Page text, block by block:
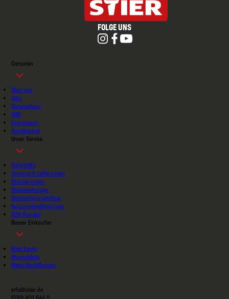
FOLGE UNS
Contorion
Über uns
Jobs
Datenschutz
AGB
Impressum
Handbücher
Unser Service
Soforthilfe
Versand & Lieferungen
Stornierungen
Rücksendungen
Datenschutzrichtlinie
Nutzungsbedingungen
B2B-Kunden
Besser Einkaufen
Mein Konto
Wunschliste
Meine Bestellungen
info@stier.de